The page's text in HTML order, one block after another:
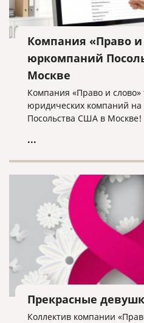
Компания «Право и
юркомпаний
Москве
Компания «Право и слово»
юридических компаний
Посольства США в Москве!
...
Прекрасные
Коллектив компании